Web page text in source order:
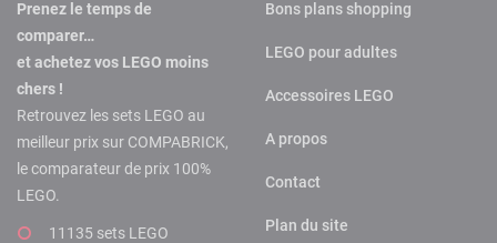
Prenez le temps de
comparer…
et achetez vos LEGO moins
chers !
Retrouvez les sets LEGO au
meilleur prix sur COMPABRICK,
le comparateur de prix 100%
LEGO.
11135 sets LEGO
Bons plans shopping
LEGO pour adultes
Accessoires LEGO
A propos
Contact
Plan du site